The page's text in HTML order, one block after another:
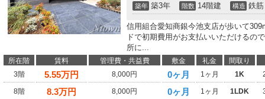
築年 築3年 階数 14階建 構造 鉄
信用組合愛知商銀今池支店が歩いて
ドで初期費用がお支払いいただけるの
所に...
所在階 賃料 管理費・共益費 敷金 礼金
間取り
3階
5.55万円 8,000円 0ヶ月 1ヶ月 1K
8階 8.3万円 8,000円 0ヶ月 1ヶ月 1LDK